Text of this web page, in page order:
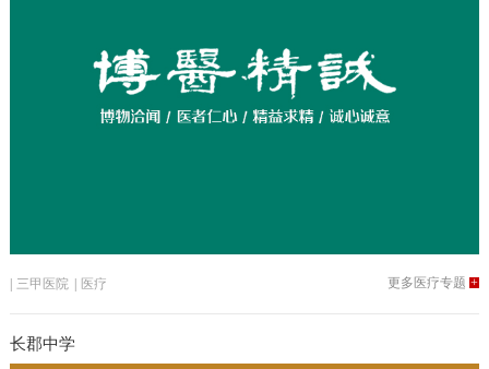
| 三甲医院 | 医疗 更多医疗专题+
长郡中学